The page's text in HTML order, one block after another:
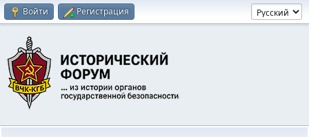
Войти Регистрация